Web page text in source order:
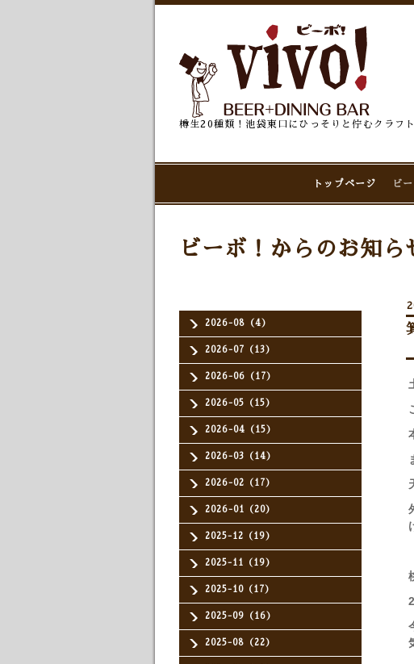
樽生20種類！池袋東口にひっそりと佇むクラフ
トップページ ビ
2026-08（4）
2026-07（13）
2026-06（17）
2026-05（15）
2026-04（15）
2026-03（14）
2026-02（17）
2026-01（20）
2025-12（19）
2025-11（19）
2025-10（17）
2025-09（16）
2025-08（22）
ビーボ！からのお知ら